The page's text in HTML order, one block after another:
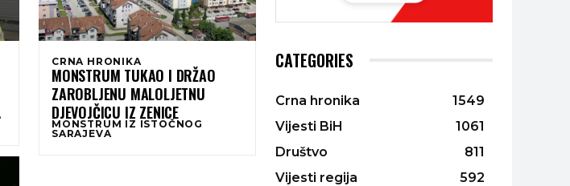
CRNA HRONIKA
MONSTRUM TUKAO I DRŽAO
ZAROBLJENU MALOLJETNU
DJEVOJČICU IZ ZENICE
MONSTRUM IZ ISTOČNOG
SARAJEVA
CATEGORIES
Crna hronika
1549
Vijesti BiH
1061
Društvo
811
Vijesti regija
592